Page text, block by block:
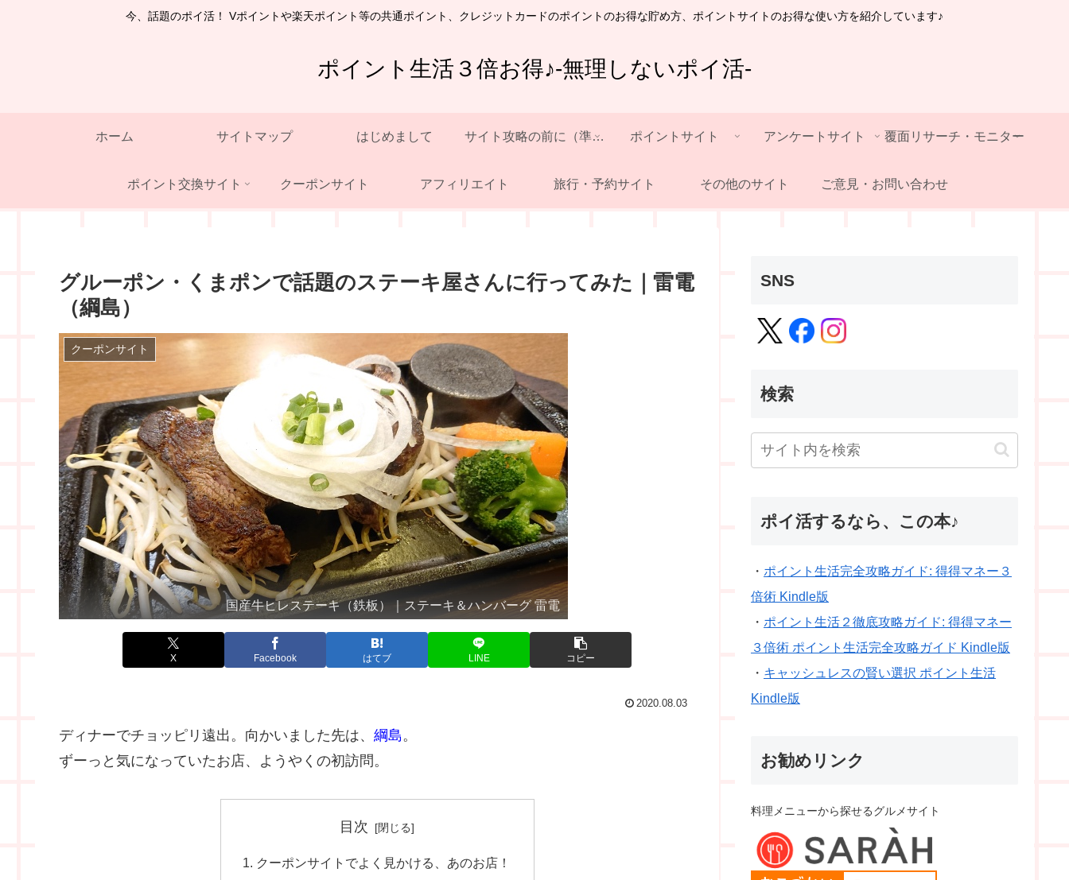
今、話題のポイ活！ Vポイントや楽天ポイント等の共通ポイント、クレジットカードのポイントのお得な貯め方、ポイントサイトのお得な使い方を紹介しています♪
ポイント生活３倍お得♪-無理しないポイ活-
ホーム サイトマップ はじめまして サイト攻略の前に（準備） ポイントサイト アンケートサイト 覆面リサーチ・モニター
ポイント交換サイト クーポンサイト アフィリエイト 旅行・予約サイト その他のサイト ご意見・お問い合わせ
グルーポン・くまポンで話題のステーキ屋さんに行ってみた｜雷電
（綱島）
クーポンサイト
国産牛ヒレステーキ（鉄板）｜ステーキ＆ハンバーグ 雷電
X Facebook はてブ LINE コピー
2020.08.03
ディナーでチョッピリ遠出。向かいました先は、 綱島 。
ずーっと気になっていたお店、ようやくの初訪問。
目次
クーポンサイトでよく見かける、あのお店！
SNS
検索
ポイ活するなら、この本♪
・ ポイント生活完全攻略ガイド: 得得マネー３
倍術 Kindle版
・ ポイント生活２徹底攻略ガイド: 得得マネー
３倍術 ポイント生活完全攻略ガイド Kindle版
・ キャッシュレスの賢い選択 ポイント生活
Kindle版
お勧めリンク
料理メニューから探せるグルメサイト